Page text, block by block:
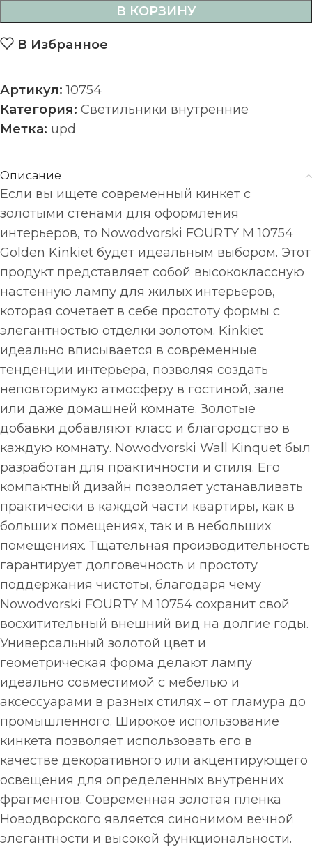
В КОРЗИНУ
В Избранное
Артикул:10754
Категория: Светильники внутренние
Метка: upd
Описание
Если вы ищете современный кинкет с
золотыми стенами для оформления
интерьеров, то Nowodvorski FOURTY M 10754
Golden Kinkiet будет идеальным выбором. Этот
продукт представляет собой высококлассную
настенную лампу для жилых интерьеров,
которая сочетает в себе простоту формы с
элегантностью отделки золотом. Kinkiet
идеально вписывается в современные
тенденции интерьера, позволяя создать
неповторимую атмосферу в гостиной, зале
или даже домашней комнате. Золотые
добавки добавляют класс и благородство в
каждую комнату. Nowodvorski Wall Kinquet был
разработан для практичности и стиля. Его
компактный дизайн позволяет устанавливать
практически в каждой части квартиры, как в
больших помещениях, так и в небольших
помещениях. Тщательная производительность
гарантирует долговечность и простоту
поддержания чистоты, благодаря чему
Nowodvorski FOURTY M 10754 сохранит свой
восхитительный внешний вид на долгие годы.
Универсальный золотой цвет и
геометрическая форма делают лампу
идеально совместимой с мебелью и
аксессуарами в разных стилях – от гламура до
промышленного. Широкое использование
кинкета позволяет использовать его в
качестве декоративного или акцентирующего
освещения для определенных внутренних
фрагментов. Современная золотая пленка
Новодворского является синонимом вечной
элегантности и высокой функциональности.